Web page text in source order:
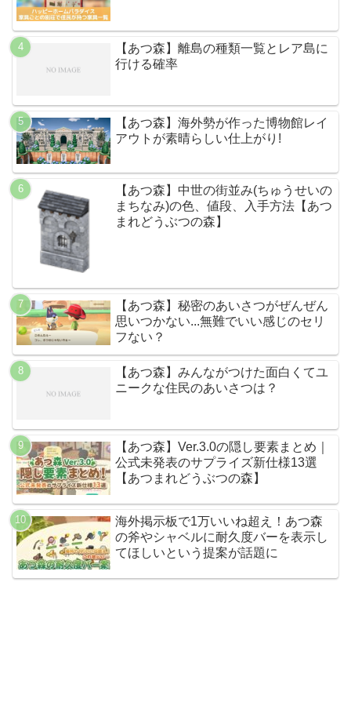
【あつ森】離島の種類一覧とレア島に
行ける確率
【あつ森】海外勢が作った博物館レイ
アウトが素晴らしい仕上がり!
【あつ森】中世の街並み(ちゅうせいの
まちなみ)の色、値段、入手方法【あつ
まれどうぶつの森】
【あつ森】秘密のあいさつがぜんぜん
思いつかない...無難でいい感じのセリ
フない？
【あつ森】みんながつけた面白くてユ
ニークな住民のあいさつは？
【あつ森】Ver.3.0の隠し要素まとめ｜
公式未発表のサプライズ新仕様13選
【あつまれどうぶつの森】
海外掲示板で1万いいね超え！あつ森
の斧やシャベルに耐久度バーを表示し
てほしいという提案が話題に